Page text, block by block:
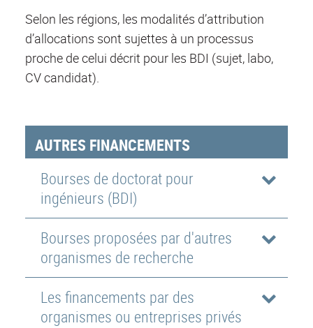
Selon les régions, les modalités d’attribution
d’allocations sont sujettes à un processus
proche de celui décrit pour les BDI (sujet, labo,
CV candidat).
AUTRES FINANCEMENTS
Bourses de doctorat pour
ingénieurs (BDI)
Bourses proposées par d'autres
organismes de recherche
Les financements par des
organismes ou entreprises privés